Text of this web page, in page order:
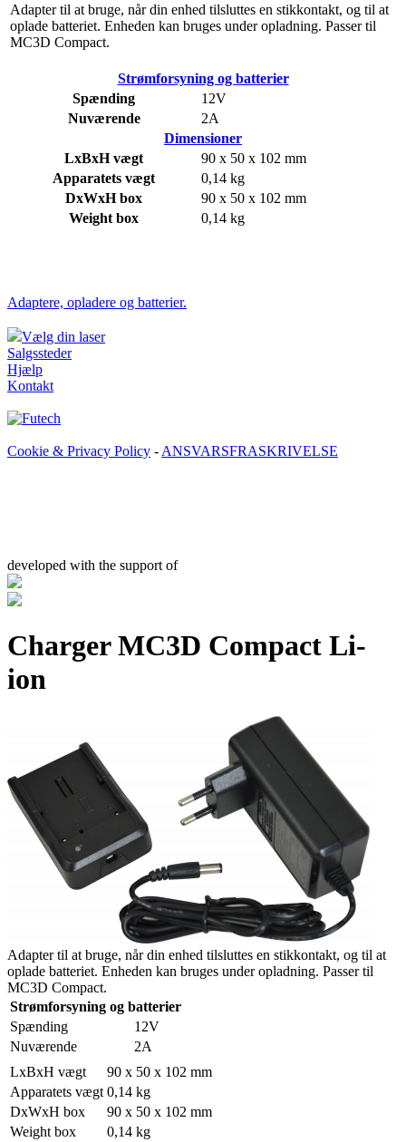
Adapter til at bruge, når din enhed tilsluttes en stikkontakt, og til at
oplade batteriet. Enheden kan bruges under opladning. Passer til
MC3D Compact.
Strømforsyning og batterier
Spænding
12V
Nuværende
2A
Dimensioner
LxBxH vægt
90 x 50 x 102 mm
Apparatets vægt
0,14 kg
DxWxH box
90 x 50 x 102 mm
Weight box
0,14 kg
Adaptere, opladere og batterier.
Vælg din laser
Salgssteder
Hjælp
Kontakt
Cookie & Privacy Policy - ANSVARSFRASKRIVELSE
developed with the support of
Charger MC3D Compact Li-
ion
Adapter til at bruge, når din enhed tilsluttes en stikkontakt, og til at
oplade batteriet. Enheden kan bruges under opladning. Passer til
MC3D Compact.
Strømforsyning og batterier
Spænding
12V
Nuværende
2A
LxBxH vægt
90 x 50 x 102 mm
Apparatets vægt 0,14 kg
DxWxH box
90 x 50 x 102 mm
Weight box
0,14 kg